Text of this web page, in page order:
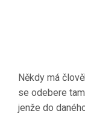
Někdy má
se odebere
jenže do